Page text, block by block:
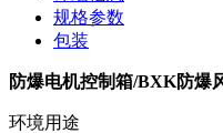
规格参数
包装
防爆电机控制箱/BXK防爆
环境用途